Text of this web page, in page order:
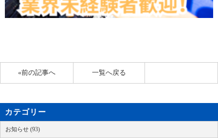
«前の記事へ 一覧へ戻る
カテゴリー
お知らせ (93)